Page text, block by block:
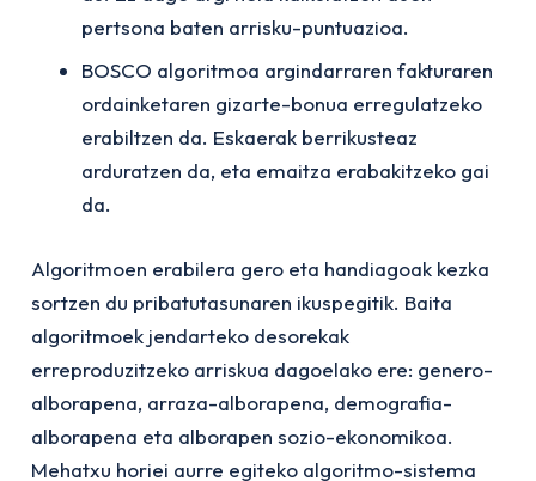
pertsona baten arrisku-puntuazioa.
BOSCO algoritmoa argindarraren fakturaren
ordainketaren gizarte-bonua erregulatzeko
erabiltzen da. Eskaerak berrikusteaz
arduratzen da, eta emaitza erabakitzeko gai
da.
Algoritmoen erabilera gero eta handiagoak kezka
sortzen du pribatutasunaren ikuspegitik. Baita
algoritmoek jendarteko desorekak
erreproduzitzeko arriskua dagoelako ere: genero-
alborapena, arraza-alborapena, demografia-
alborapena eta alborapen sozio-ekonomikoa.
Mehatxu horiei aurre egiteko algoritmo-sistema